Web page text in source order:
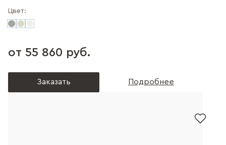
Цвет:
от 55 860 руб.
Заказать Подробнее